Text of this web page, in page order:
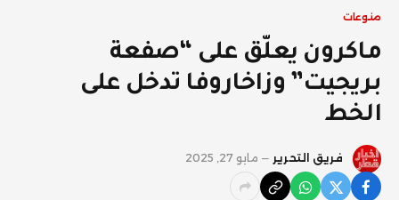
منوعات
ماكرون يعلّق على “صفعة
بريجيت” وزاخاروفا تدخل على
الخط
فريق التحرير مايو 27, 2025